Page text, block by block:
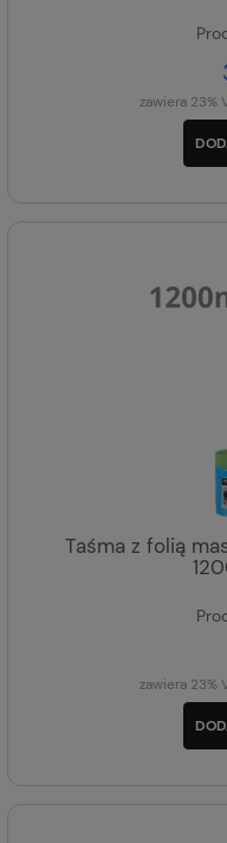
zawiera 23%
Taśma z folią
zawiera 23%